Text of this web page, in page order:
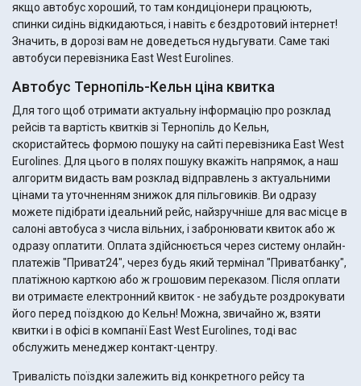
якщо автобус хороший, то там кондиціонери працюють,
спинки сидінь відкидаються, і навіть є бездротовий інтернет!
Значить, в дорозі вам не доведеться нудьгувати. Саме такі
автобуси перевізника East West Eurolines.
Автобус Тернопіль-Кельн ціна квитка
Для того щоб отримати актуальну інформацію про розклад
рейсів та вартість квитків зі Тернопіль до Кельн,
скористайтесь формою пошуку на сайті перевізника East West
Eurolines. Для цього в полях пошуку вкажіть напрямок, а наш
алгоритм видасть вам розклад відправлень з актуальними
цінами та уточненням знижок для пільговиків. Ви одразу
можете підібрати ідеальний рейс, найзручніше для вас місце в
салоні автобуса з числа вільних, і забронювати квиток або ж
одразу оплатити. Оплата здійснюється через систему онлайн-
платежів "Приват24", через будь який термінал "Приватбанку",
платіжною карткою або ж грошовим переказом. Після оплати
ви отримаєте електронний квиток - не забудьте роздрокувати
його перед поїздкою до Кельн! Можна, звичайно ж, взяти
квитки і в офісі в компанії East West Eurolines, тоді вас
обслужить менеджер контакт-центру.
Тривалість поїздки залежить від конкретного рейсу та